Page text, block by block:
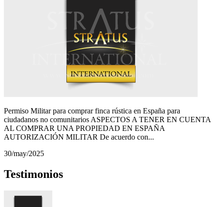
Permiso Militar para comprar finca rústica en España para
ciudadanos no comunitarios ASPECTOS A TENER EN CUENTA
AL COMPRAR UNA PROPIEDAD EN ESPAÑA
AUTORIZACIÓN MILITAR De acuerdo con...
30/may/2025
Testimonios